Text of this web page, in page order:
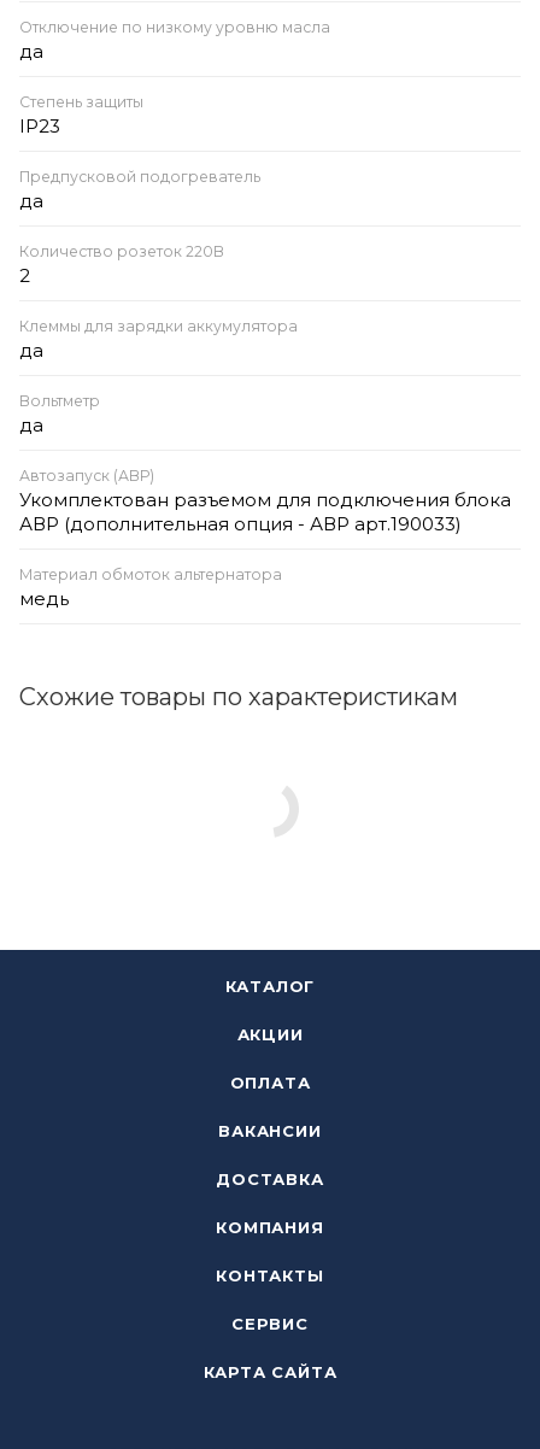
Отключение по низкому уровню масла
да
Степень защиты
IP23
Предпусковой подогреватель
да
Количество розеток 220В
2
Клеммы для зарядки аккумулятора
да
Вольтметр
да
Автозапуск (АВР)
Укомплектован разъемом для подключения блока
АВР (дополнительная опция - АВР арт.190033)
Материал обмоток альтернатора
медь
Схожие товары по характеристикам
КАТАЛОГ
АКЦИИ
ОПЛАТА
ВАКАНСИИ
ДОСТАВКА
КОМПАНИЯ
КОНТАКТЫ
СЕРВИС
КАРТА САЙТА